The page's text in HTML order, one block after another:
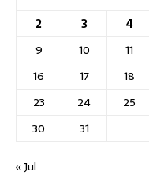
2
3 4
9
10 11
16
17 18
23
24 25
30
31
« Jul